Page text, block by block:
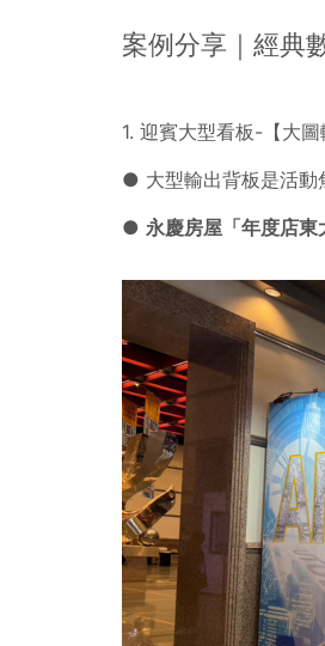
案例分享｜經典
1. 迎賓大型看板-【大
● 大型輸出背板是活動
● 永慶房屋「年度店東